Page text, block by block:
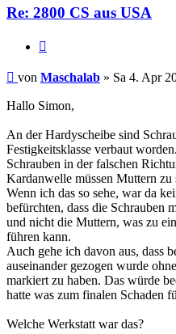
Re: 2800 CS aus USA
Beitrag
von Maschalab » Sa 4. Apr
Hallo Simon,
An der Hardyscheibe sind
Festigkeitsklasse verbaut
Schrauben in der falschen
Kardanwelle müssen Muttern zu
Wenn ich das so sehe, war da
befürchten, dass die Schrauben
und nicht die Muttern, was zu
führen kann.
Auch gehe ich davon aus, dass
auseinander gezogen wurde
markiert zu haben. Das würde
hatte was zum finalen Schaden
Welche Werkstatt war das?